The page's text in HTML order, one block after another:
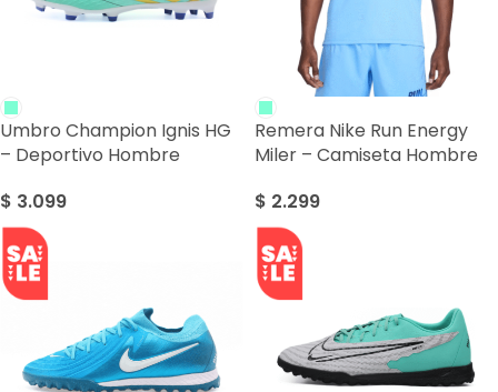
Umbro Champion Ignis HG
– Deportivo Hombre
$ 3.099
Remera Nike Run Energy
Miler – Camiseta Hombre
$ 2.299